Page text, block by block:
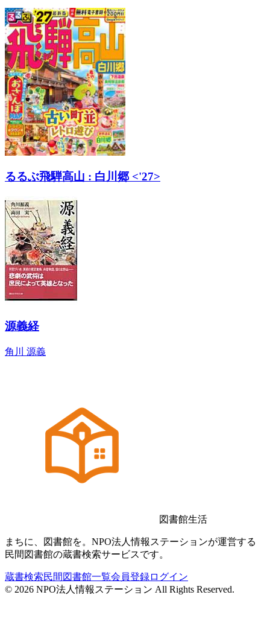
るるぶ飛騨高山 : 白川郷 <'27>
源義経
角川 源義
図書館生活
まちに、図書館を。NPO法人情報ステーションが運営する
民間図書館の蔵書検索サービスです。
蔵書検索民間図書館一覧会員登録ログイン
© 2026 NPO法人情報ステーション All Rights Reserved.